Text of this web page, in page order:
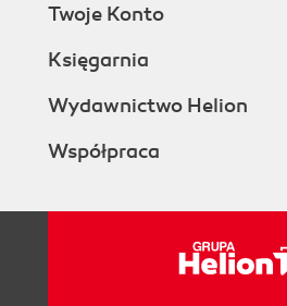
Twoje Konto
Księgarnia
Wydawnictwo Helion
Współpraca